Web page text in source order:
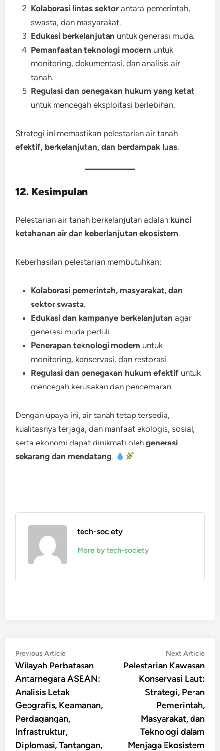
Kolaborasi lintas sektorantara pemerintah,
swasta, dan masyarakat.
Edukasi berkelanjutan untuk generasi muda.
Pemanfaatan teknologi modern untuk
monitoring, dokumentasi, dan analisis air
tanah.
Regulasi dan penegakan hukum yang ketat
untuk mencegah eksploitasi berlebihan.
Strategi ini memastikan pelestarian air tanah
efektif, berkelanjutan, dan berdampak luas.
12. Kesimpulan
Pelestarian air tanah berkelanjutan adalah kunci
ketahanan air dan keberlanjutan ekosistem.
Keberhasilan pelestarian membutuhkan:
Kolaborasi pemerintah, masyarakat, dan
sektor swasta.
Edukasi dan kampanye berkelanjutan agar
generasi muda peduli.
Penerapan teknologi modern untuk
monitoring, konservasi, dan restorasi.
Regulasi dan penegakan hukum efektif untuk
mencegah kerusakan dan pencemaran.
Dengan upaya ini, air tanah tetap tersedia,
kualitasnya terjaga, dan manfaat ekologis, sosial,
serta ekonomi dapat dinikmati olehgenerasi
sekarang dan mendatang.
tech-society
More by tech-society
Post
navigation
Previous ArticlePrevious
article:
Wilayah Perbatasan
Antarnegara ASEAN:
Analisis Letak
Geografis, Keamanan,
Perdagangan,
Infrastruktur,
Diplomasi, Tantangan,
Next Article
Pelestarian Kawasan
Konservasi Laut:
Strategi, Peran
Pemerintah,
Masyarakat, dan
Teknologi dalam
Menjaga Ekosistem